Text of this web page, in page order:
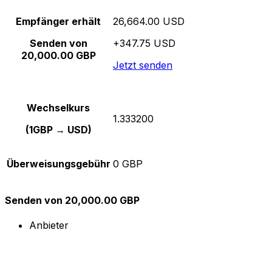
Empfänger erhält
Senden von
20,000.00 GBP
26,664.00 USD
+347.75 USD
Jetzt senden
Wechselkurs
(1GBP → USD)
1.333200
Überweisungsgebühr 0 GBP
Senden von 20,000.00 GBP
Anbieter